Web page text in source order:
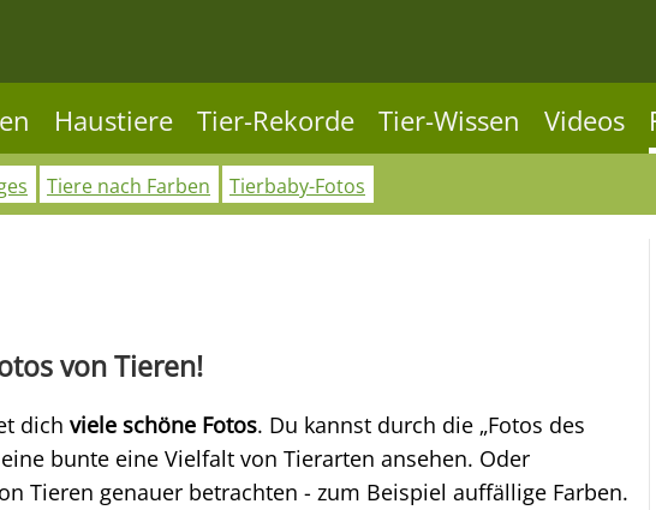
Haustiere Tier-Rekorde Tier-Wissen Videos
Tiere nach Farben Tierbaby-Fotos
von Tieren!
dich viele schöne Fotos. Du kannst durch die „Fotos des
bunte eine Vielfalt von Tierarten ansehen. Oder
Tieren genauer betrachten - zum Beispiel auffällige Farben.